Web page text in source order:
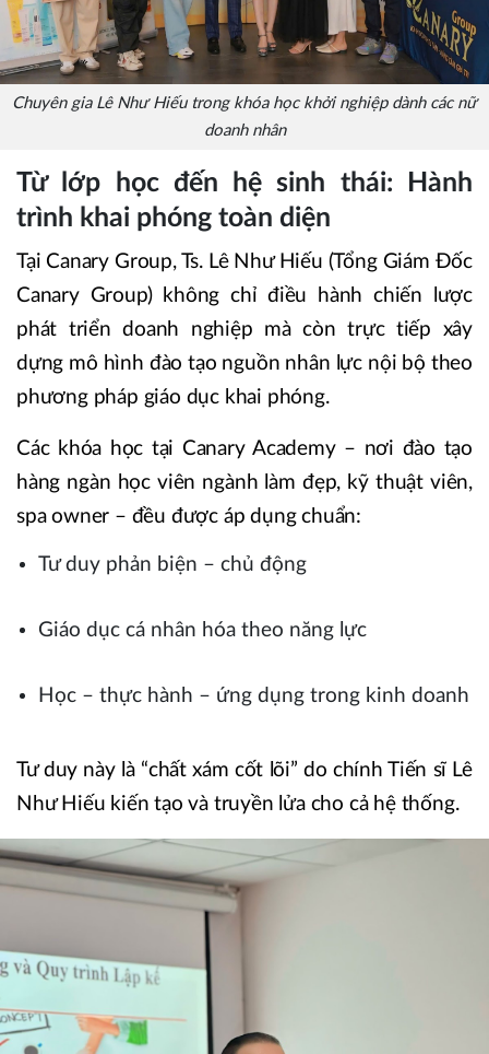
Chuyên gia Lê Như Hiếu trong khóa học khởi nghiệp dành các nữ
doanh nhân
Từ lớp học đến hệ sinh thái: Hành
trình khai phóng toàn diện
Tại Canary Group, Ts. Lê Như Hiếu (Tổng Giám Đốc
Canary Group) không chỉ điều hành chiến lược
phát triển doanh nghiệp mà còn trực tiếp xây
dựng mô hình đào tạo nguồn nhân lực nội bộ theo
phương pháp giáo dục khai phóng.
Các khóa học tại Canary Academy – nơi đào tạo
hàng ngàn học viên ngành làm đẹp, kỹ thuật viên,
spa owner – đều được áp dụng chuẩn:
Tư duy phản biện – chủ động
Giáo dục cá nhân hóa theo năng lực
Học – thực hành – ứng dụng trong kinh doanh
Tư duy này là “chất xám cốt lõi” do chính Tiến sĩ Lê
Như Hiếu kiến tạo và truyền lửa cho cả hệ thống.